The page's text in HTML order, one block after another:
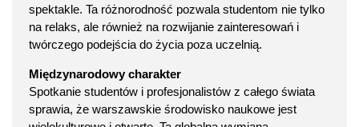
spektakle. Ta różnorodność pozwala studentom nie tylko
na relaks, ale również na rozwijanie zainteresowań i
twórczego podejścia do życia poza uczelnią.
Międzynarodowy charakter
Spotkanie studentów i profesjonalistów z całego świata
sprawia, że warszawskie środowisko naukowe jest